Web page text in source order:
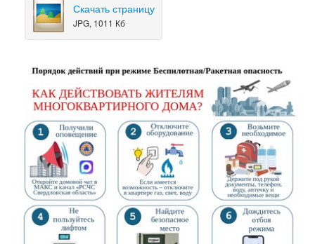
Скачать страницу
JPG, 1011 Кб